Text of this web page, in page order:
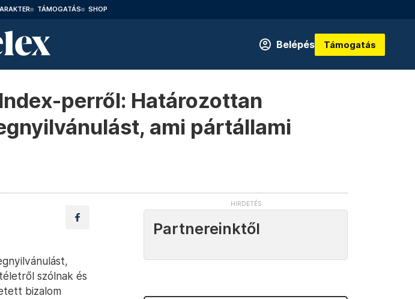
TÁMOGATÁS SHOP
Belépés Támogatás
perről: Határozottan
ami pártállami
szólnak és
bizalom
Partnereinktől